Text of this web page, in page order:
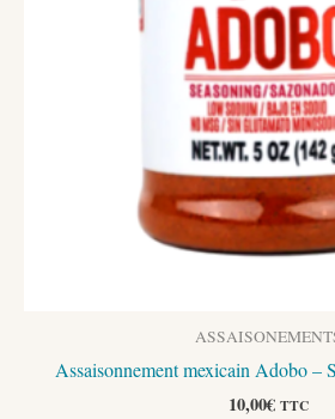
Assaisonnement mexicain Adobo –
10,00€ TTC